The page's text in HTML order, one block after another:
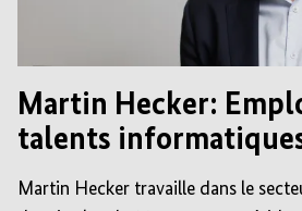
Martin Hecker:
talents
Martin Hecker travaille dans le